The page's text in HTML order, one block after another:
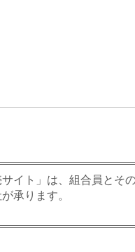
イト」は、組合員とそ
承ります。